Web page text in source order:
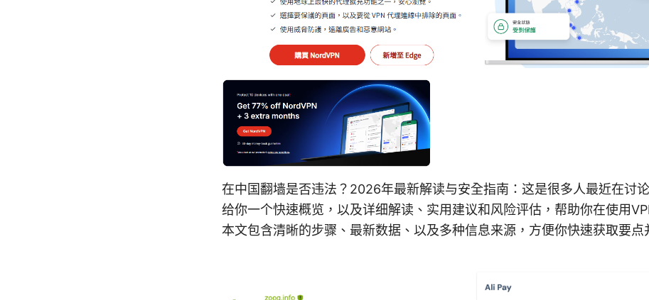
在中国翻墙是否违法？2026年最新解读与安全指南：这是很多人最近在讨
给你一个快速概览，以及详细解读、实用建议和风险评估，帮助你在使用
本文包含清晰的步骤、最新数据、以及多种信息来源，方便你快速获取要点